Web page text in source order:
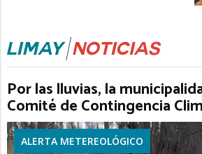
Por las lluvias, la
Comité de Contingencia
ALERTA METEREOLÓGICO